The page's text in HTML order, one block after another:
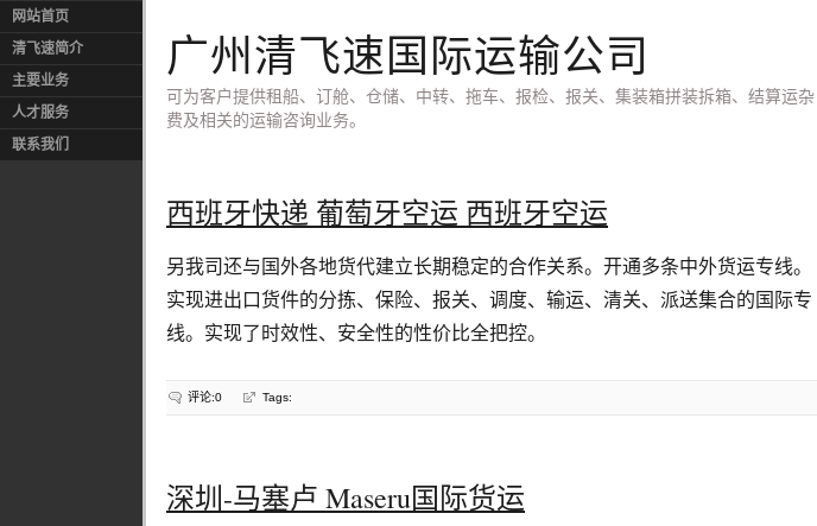
网站首页
清飞速简介
主要业务
人才服务
联系我们
广州清飞速国际运输公司
可为客户提供租船、订舱、仓储、中转、拖车、报检、报关、集装箱拼装拆箱、结算运杂
费及相关的运输咨询业务。
西班牙快递 葡萄牙空运 西班牙空运
另我司还与国外各地货代建立长期稳定的合作关系。开通多条中外货运专线。
实现进出口货件的分拣、保险、报关、调度、输运、清关、派送集合的国际专
线。实现了时效性、安全性的性价比全把控。
评论:0 Tags:
深圳-马塞卢 Maseru国际货运